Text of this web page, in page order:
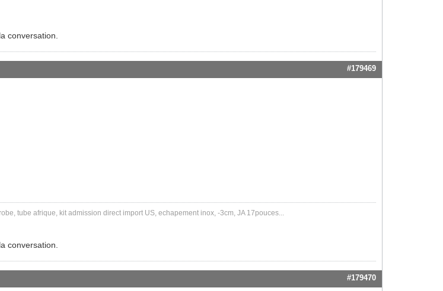
conversation.
#179469
tube afrique, kit admission direct import US, echapement inox, -3cm, JA 17pouces...
conversation.
#179470